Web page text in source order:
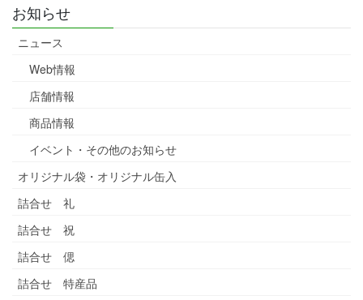
お知らせ
ニュース
Web情報
店舗情報
商品情報
イベント・その他のお知らせ
オリジナル袋・オリジナル缶入
詰合せ 礼
詰合せ 祝
詰合せ 偲
詰合せ 特産品